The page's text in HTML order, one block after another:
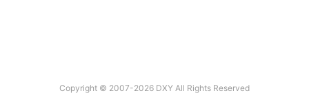
Copyright © 2007-2026 DXY All Rights Reserved